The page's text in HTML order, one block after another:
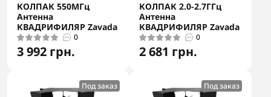
КОЛПАК 550МГц
Антенна
КВАДРИФИЛЯР Zavada
0
3 992 грн.
КОЛПАК 2.0-2.7ГГц
Антенна
КВАДРИФИЛЯР Zavada
0
2 681 грн.
Под заказ Под заказ